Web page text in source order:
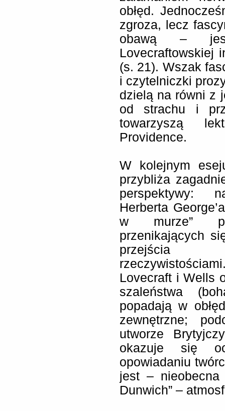
obłęd.
zgroza, lecz
obawą – jest
Lovecraftowskiej
(s. 21). Wszak
i czytelniczki
dzielą na równi z
od strachu i
towarzyszą
Providence.
W kolejnym
przybliża
perspektywy:
Herberta
w murze”
przenikających
przejścia
Lovecraft i Wells
szaleństwa
popadają w
zewnętrzne;
utworze
okazuje się
opowiadaniu
jest – nieobecna
Dunwich” –